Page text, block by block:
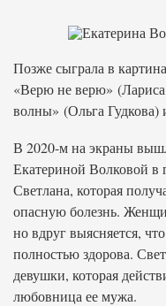
Позже сыграла в
«Верю не верю»
волны» (Ольга Гудкова)
В 2020-м на экраны
Екатериной Волковой
Светлана, которая
опасную болезнь.
но вдруг выясняется,
полностью здорова.
девушки, которая
любовница ее мужа.